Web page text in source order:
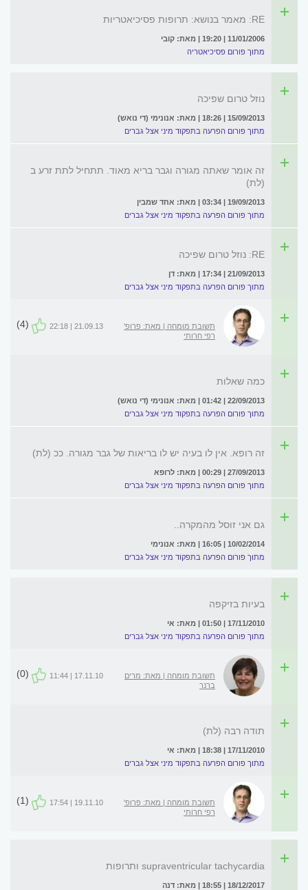
RE: מאמר בנושא: תרופות פסיכיאטריות
11/01/2006 | 19:20 | מאת: קובי
מתוך פורום פסיכיאטריה
נוזל טרום שפיכה
15/09/2013 | 18:26 | מאת: אנונימי (די נואש)
מתוך פורום הפרעה בתפקוד מיני אצל גברים
זה אומר שאתה מגורה וגבר בריא מאוד. תתחיל לתת זרע ב
(לת)
19/09/2013 | 03:34 | מאת: אחד שמבין
מתוך פורום הפרעה בתפקוד מיני אצל גברים
RE: נוזל טרום שפיכה
21/09/2013 | 17:34 | מאת: דן
מתוך פורום הפרעה בתפקוד מיני אצל גברים
תשובת מומחה | מאת: פרופ'
רפי חרותי
21.09.13 | 22:18
(4)
כמה שאלות
22/09/2013 | 01:42 | מאת: אנונימי (די נואש)
מתוך פורום הפרעה בתפקוד מיני אצל גברים
זה רופא. אין לו בעיה יש לו בריאות של גבר מגורה. ככ (לת)
27/09/2013 | 00:29 | מאת: לרופא
מתוך פורום הפרעה בתפקוד מיני אצל גברים
גם אני זוסל מהמקרה..
10/02/2014 | 16:05 | מאת: אנונימי
מתוך פורום הפרעה בתפקוד מיני אצל גברים
בעיות בזיקפה
17/11/2010 | 01:50 | מאת: אי
מתוך פורום הפרעה בתפקוד מיני אצל גברים
תשובת מומחה | מאת: מרים
ברנר
17.11.10 | 11:44
(0)
תודה רבה (לת)
17/11/2010 | 18:38 | מאת: אי
מתוך פורום הפרעה בתפקוד מיני אצל גברים
תשובת מומחה | מאת: פרופ'
רפי חרותי
19.11.10 | 17:54
(1)
supraventricular tachycardia ותרופות
18/12/2017 | 18:55 | מאת: דנה